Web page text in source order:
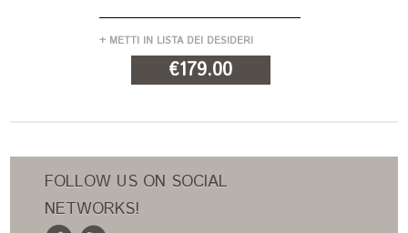
+ METTI IN LISTA DEI DESIDERI
€179.00
FOLLOW US ON SOCIAL
NETWORKS!